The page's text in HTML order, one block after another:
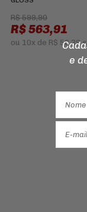
R$ 599,90
R$ 563,91
ou 10x de R$ 56,39
e